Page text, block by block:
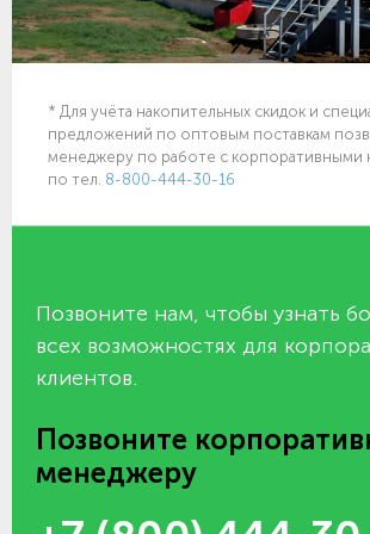
* Для учёта накопительных скидок и
предложений по оптовым поставкам
менеджеру по работе с корпоративными
по тел. 8-800-444-30-16
Позвоните нам, чтобы узнать
всех возможностях для
клиентов.
Позвоните
менеджеру